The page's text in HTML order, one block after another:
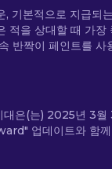
, 기본적으로 지급
적을 상대할 때 가장
반짝이 페인트를 사
은(는) 2025년 3월
업데이트와 함께